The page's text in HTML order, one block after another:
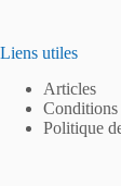
Liens utiles
Articles
Conditions
Politique